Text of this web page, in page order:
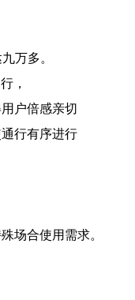
万多。
，
户倍感亲切
行有序进行
场合使用需求。